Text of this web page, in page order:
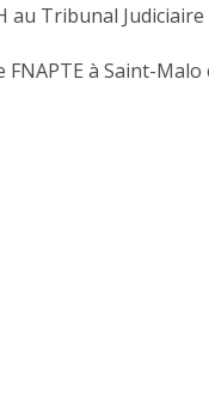
au Tribunal Judiciaire
à Saint-